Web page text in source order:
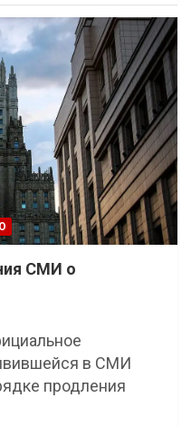
СМИ о
в СМИ
продления